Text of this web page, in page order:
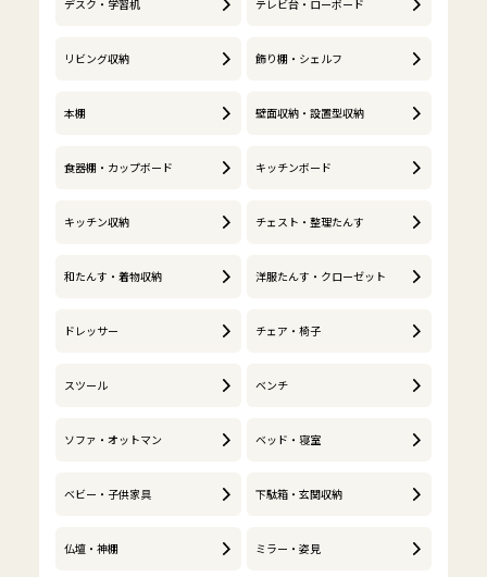
デスク・学習机 テレビ台・ローボード
リビング収納 飾り棚・シェルフ
本棚 壁面収納・設置型収納
食器棚・カップボード キッチンボード
キッチン収納 チェスト・整理たんす
和たんす・着物収納 洋服たんす・クローゼット
ドレッサー チェア・椅子
スツール ベンチ
ソファ・オットマン ベッド・寝室
ベビー・子供家具 下駄箱・玄関収納
仏壇・神棚 ミラー・姿見